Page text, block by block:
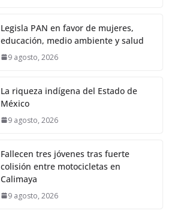
Legisla PAN en favor de mujeres,
educación, medio ambiente y salud
9 agosto, 2026
La riqueza indígena del Estado de
México
9 agosto, 2026
Fallecen tres jóvenes tras fuerte
colisión entre motocicletas en
Calimaya
9 agosto, 2026